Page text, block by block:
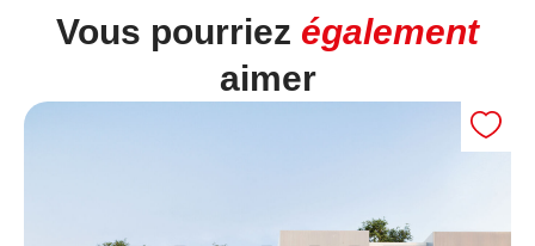
Vous pourriez également
aimer